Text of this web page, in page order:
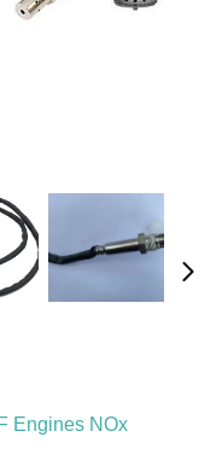
Engines NOx